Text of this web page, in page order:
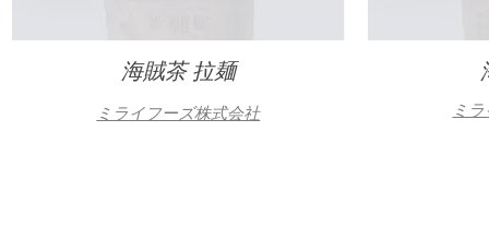
海賊茶 拉麺
ミライフーズ株式会社 ミ